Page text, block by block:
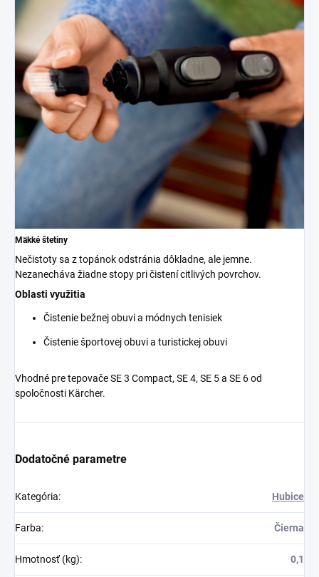
Mäkké štetiny
Nečistoty sa z topánok odstránia dôkladne, ale jemne.
Nezanecháva žiadne stopy pri čistení citlivých povrchov.
Oblasti využitia
Čistenie bežnej obuvi a módnych tenisiek
Čistenie športovej obuvi a turistickej obuvi
Vhodné pre tepovače SE 3 Compact, SE 4, SE 5 a SE 6 od
spoločnosti Kärcher.
Dodatočné parametre
Kategória: Hubice
Farba: Čierna
Hmotnosť (kg): 0,1